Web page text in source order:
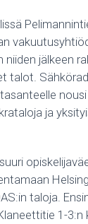
niiden jälkeen
talot.
nousi
ja
taloja.
1-3:n